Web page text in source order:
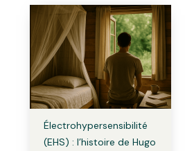
Électrohypersensibilité
(EHS) : l’histoire de Hugo